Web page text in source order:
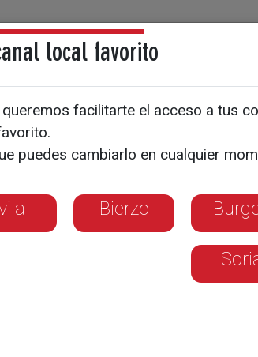
Directos Noticias
Los nuevos
local favorito
queremos facilitarte el acceso a tus
puedes cambiarlo en cualquier
Bierzo